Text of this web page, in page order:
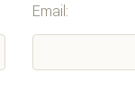
Email: